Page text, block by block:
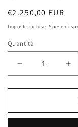
Prezzo
di
€2.250,00 EUR
Imposte incluse. Spese di
Quantità
Diminuisci
quantità
per
Ciliegine